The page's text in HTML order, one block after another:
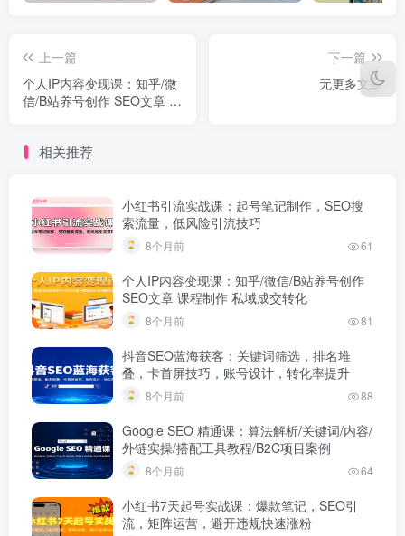
上一篇
个人IP内容变现课：知乎/微
信/B站养号创作 SEO文章 课
下一篇
无更多文章
相关推荐
小红书引流实战课：起号笔记制作，SEO搜
索流量，低风险引流技巧
8个月前 61
个人IP内容变现课：知乎/微信/B站养号创作
SEO文章 课程制作 私域成交转化
8个月前 81
抖音SEO蓝海获客：关键词筛选，排名堆
叠，卡首屏技巧，账号设计，转化率提升
8个月前 88
Google SEO 精通课：算法解析/关键词/内容/
外链实操/搭配工具教程/B2C项目案例
8个月前 64
小红书7天起号实战课：爆款笔记，SEO引
流，矩阵运营，避开违规快速涨粉